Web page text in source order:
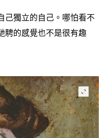
己獨立的自己。哪怕看不
騁的感覺也不是很有趣